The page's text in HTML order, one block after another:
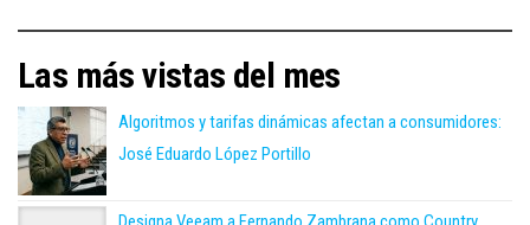
Las más vistas del mes
Algoritmos y tarifas dinámicas afectan a consumidores:
José Eduardo López Portillo